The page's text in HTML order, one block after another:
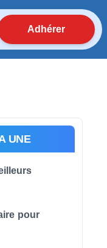
Adhérer
UNE
pour